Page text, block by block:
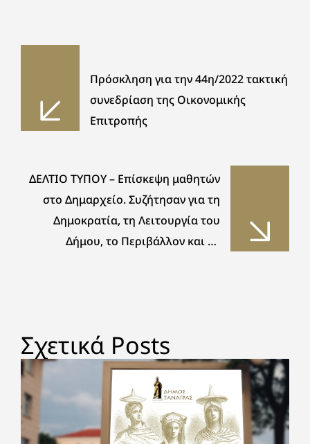
Πρόσκληση για την 44η/2022 τακτική
συνεδρίαση της Οικονομικής
Επιτροπής
ΔΕΛΤΙΟ ΤΥΠΟΥ – Επίσκεψη μαθητών
στο Δημαρχείο. Συζήτησαν για τη
Δημοκρατία, τη Λειτουργία του
Δήμου, το Περιβάλλον και τα
Σχετικά Posts